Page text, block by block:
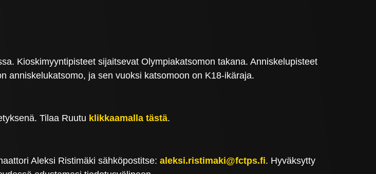
Kioskimyyntipisteet sijaitsevat Olympiakatsomon takana. Anniskelupisteet
anniskelukatsomo, ja sen vuoksi katsomoon on K18-ikäraja.
Tilaa Ruutu klikkaamalla tästä.
Aleksi Ristimäki sähköpostitse:aleksi.ristimaki@fctps.fi. Hyväksytty